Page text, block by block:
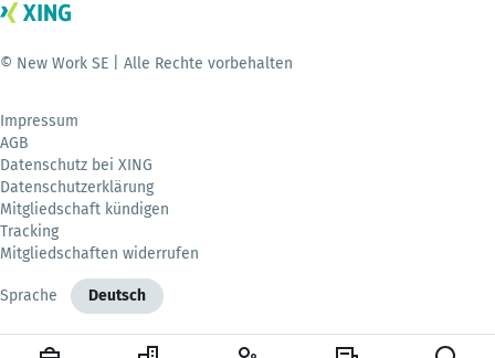
© New Work SE | Alle Rechte vorbehalten
Impressum
AGB
Datenschutz bei XING
Datenschutzerklärung
Mitgliedschaft kündigen
Tracking
Mitgliedschaften widerrufen
Sprache Deutsch